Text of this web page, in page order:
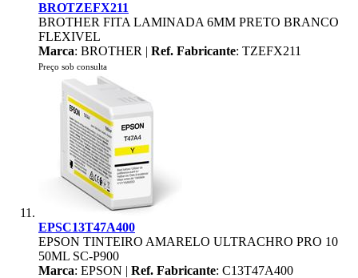
BROTZEFX211
BROTHER FITA LAMINADA 6MM PRETO BRANCO
FLEXIVEL
Marca: BROTHER | Ref. Fabricante: TZEFX211
Preço sob consulta
EPSC13T47A400
EPSON TINTEIRO AMARELO ULTRACHRO PRO 10
50ML SC-P900
Marca: EPSON | Ref. Fabricante: C13T47A400